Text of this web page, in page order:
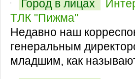
Город в лицах
ТЛК "Пижма"
Недавно наш
генеральным
младшим, как